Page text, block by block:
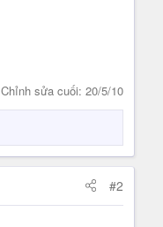
Chỉnh sửa cuối: 20/5/10
#2